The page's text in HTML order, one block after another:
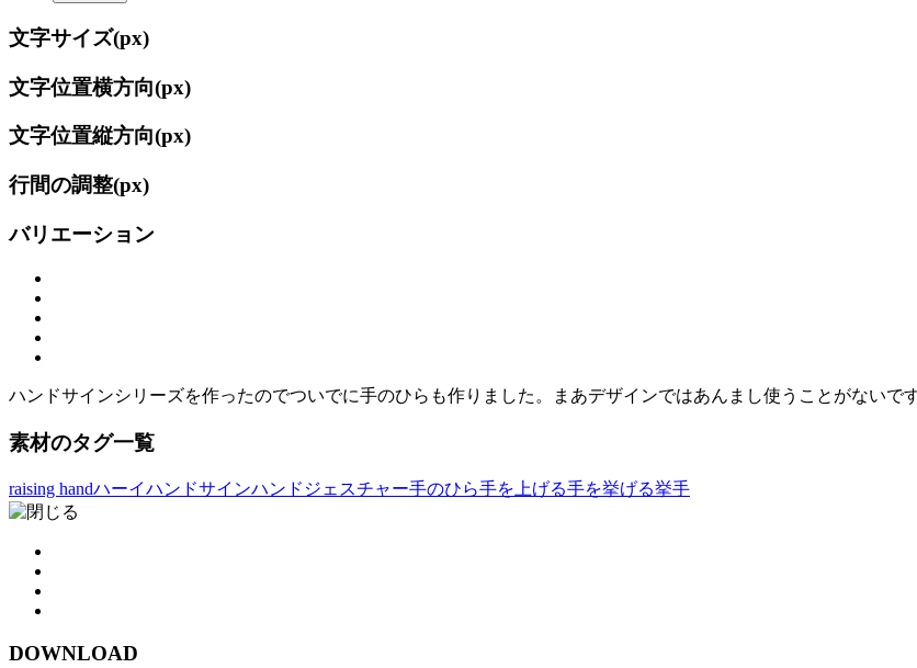
文字サイズ(px)
文字位置横方向(px)
文字位置縦方向(px)
行間の調整(px)
バリエーション
ハンドサインシリーズを作ったのでついでに手のひらも作りました。まあデザインではあんまし使うことがないです
素材のタグ一覧
raising handハーイハンドサインハンドジェスチャー手のひら手を上げる手を挙げる挙手
DOWNLOAD